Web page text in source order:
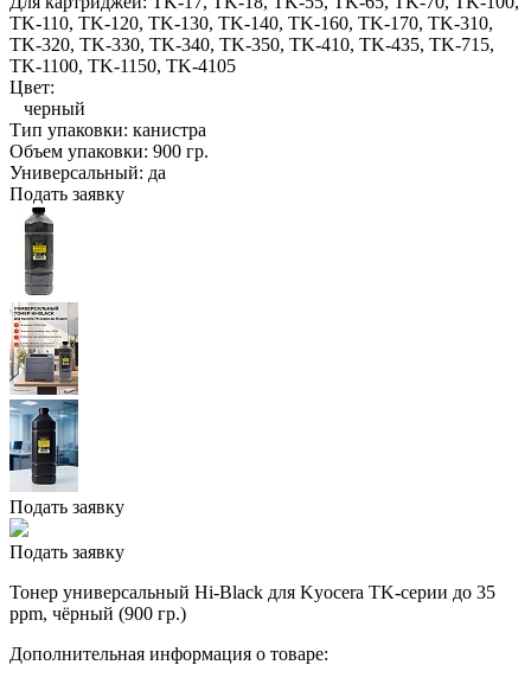
TK-110, TK-120, TK-130, TK-140, TK-160, TK-170, TK-310,
TK-320, TK-330, TK-340, TK-350, TK-410, TK-435, TK-715,
TK-1100, TK-1150, TK-4105
Цвет:
черный
Тип упаковки: канистра
Объем упаковки: 900 гр.
Универсальный: да
Подать заявку
Подать заявку
Подать заявку
Тонер универсальный Hi-Black для Kyocera TK-серии до 35
ppm, чёрный (900 гр.)
Дополнительная информация о товаре: